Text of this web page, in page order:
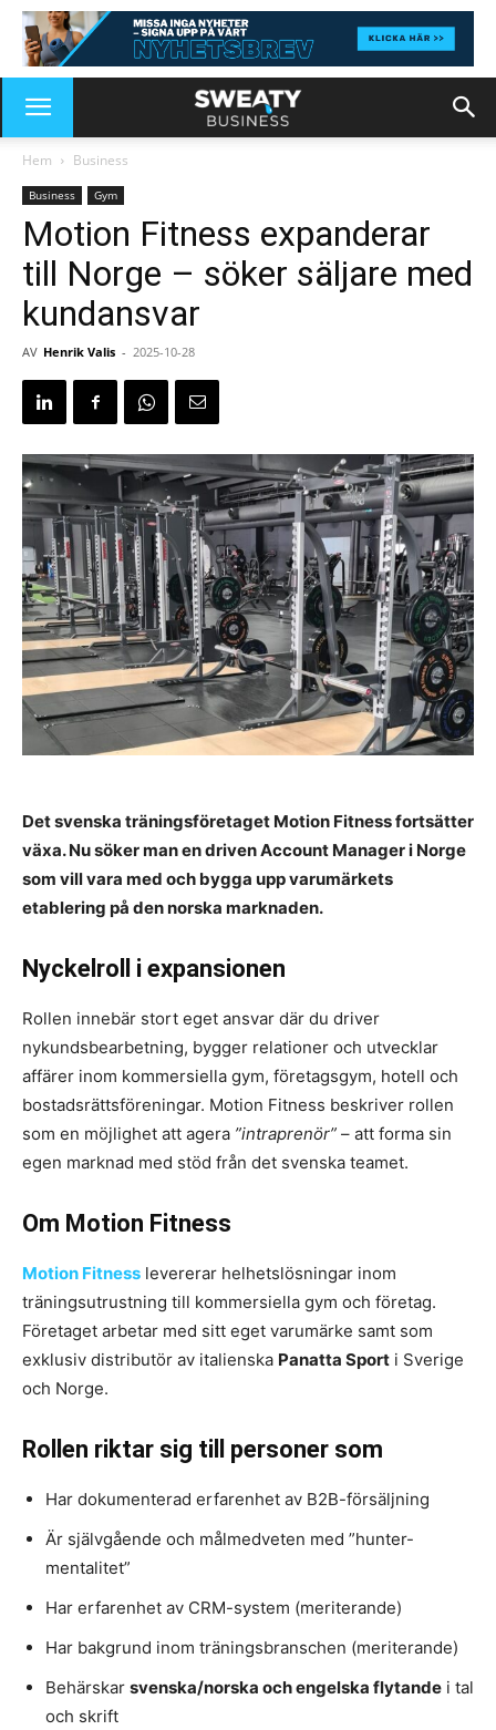
Hem Business
Business Gym
Motion Fitness expanderar
till Norge – söker säljare med
kundansvar
AV Henrik Valis - 2025-10-28
Det svenska träningsföretaget Motion Fitness fortsätter
växa. Nu söker man en driven Account Manager i Norge
som vill vara med och bygga upp varumärkets
etablering på den norska marknaden.
Nyckelroll i expansionen
Rollen innebär stort eget ansvar där du driver
nykundsbearbetning, bygger relationer och utvecklar
affärer inom kommersiella gym, företagsgym, hotell och
bostadsrättsföreningar. Motion Fitness beskriver rollen
som en möjlighet att agera ”intraprenör” – att forma sin
egen marknad med stöd från det svenska teamet.
Om Motion Fitness
Motion Fitness levererar helhetslösningar inom
träningsutrustning till kommersiella gym och företag.
Företaget arbetar med sitt eget varumärke samt som
exklusiv distributör av italienska Panatta Sport i Sverige
och Norge.
Rollen riktar sig till personer som
Har dokumenterad erfarenhet av B2B-försäljning
Är självgående och målmedveten med ”hunter-
mentalitet”
Har erfarenhet av CRM-system (meriterande)
Har bakgrund inom träningsbranschen (meriterande)
Behärskar svenska/norska och engelska flytande i tal
och skrift